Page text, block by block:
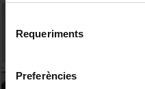
consultar laPolítica de
Requeriments
Preferències